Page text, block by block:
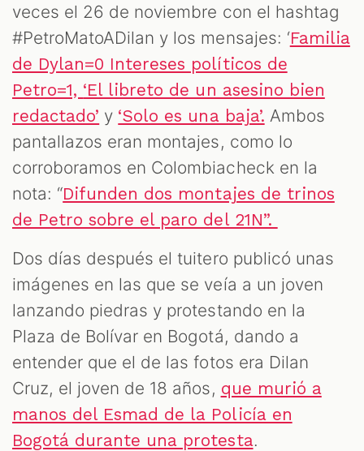
veces el 26 de noviembre con el hashtag
#PetroMatoADilan y los mensajes: ‘Familia
de Dylan=0 Intereses políticos de
Petro=1, ‘El libreto de un asesino bien
redactado’ y ‘Solo es una baja’. Ambos
pantallazos eran montajes, como lo
corroboramos en Colombiacheck en la
nota: “Difunden dos montajes de trinos
de Petro sobre el paro del 21N”.
Dos días después el tuitero publicó unas
imágenes en las que se veía a un joven
lanzando piedras y protestando en la
Plaza de Bolívar en Bogotá, dando a
entender que el de las fotos era Dilan
Cruz, el joven de 18 años, que murió a
manos del Esmad de la Policía en
Bogotá durante una protesta.